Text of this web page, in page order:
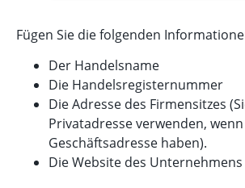
Fügen Sie die folgenden
Der Handelsname
Die Handelsregisternummer
Die Adresse des Firmensitzes
Privatadresse verwenden,
Geschäftsadresse haben).
Die Website des Unternehmens